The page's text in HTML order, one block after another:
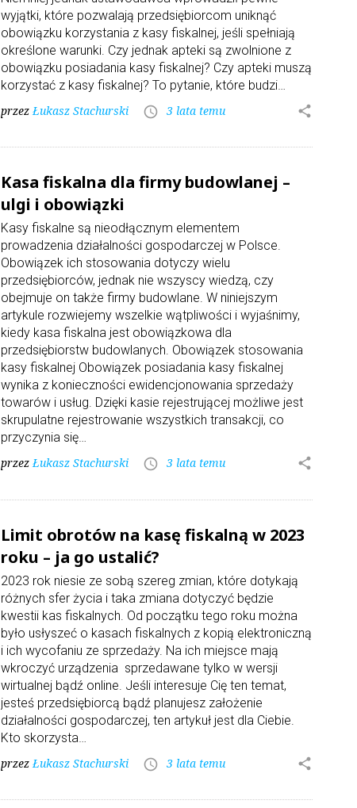
wyjątki, które pozwalają przedsiębiorcom uniknąć
obowiązku korzystania z kasy fiskalnej, jeśli spełniają
określone warunki. Czy jednak apteki są zwolnione z
obowiązku posiadania kasy fiskalnej? Czy apteki muszą
korzystać z kasy fiskalnej? To pytanie, które budzi…
przezŁukasz Stachurski access_time 3 lata temu share
Kasa fiskalna dla firmy budowlanej –
ulgi i obowiązki
Kasy fiskalne są nieodłącznym elementem
prowadzenia działalności gospodarczej w Polsce.
Obowiązek ich stosowania dotyczy wielu
przedsiębiorców, jednak nie wszyscy wiedzą, czy
obejmuje on także firmy budowlane. W niniejszym
artykule rozwiejemy wszelkie wątpliwości i wyjaśnimy,
kiedy kasa fiskalna jest obowiązkowa dla
przedsiębiorstw budowlanych. Obowiązek stosowania
kasy fiskalnej Obowiązek posiadania kasy fiskalnej
wynika z konieczności ewidencjonowania sprzedaży
towarów i usług. Dzięki kasie rejestrującej możliwe jest
skrupulatne rejestrowanie wszystkich transakcji, co
przyczynia się…
przezŁukasz Stachurski access_time 3 lata temu share
Limit obrotów na kasę fiskalną w 2023
roku – ja go ustalić?
2023 rok niesie ze sobą szereg zmian, które dotykają
różnych sfer życia i taka zmiana dotyczyć będzie
kwestii kas fiskalnych. Od początku tego roku można
było usłyszeć o kasach fiskalnych z kopią elektroniczną
i ich wycofaniu ze sprzedaży. Na ich miejsce mają
wkroczyć urządzenia sprzedawane tylko w wersji
wirtualnej bądź online. Jeśli interesuje Cię ten temat,
jesteś przedsiębiorcą bądź planujesz założenie
działalności gospodarczej, ten artykuł jest dla Ciebie.
Kto skorzysta…
przezŁukasz Stachurski access_time 3 lata temu share